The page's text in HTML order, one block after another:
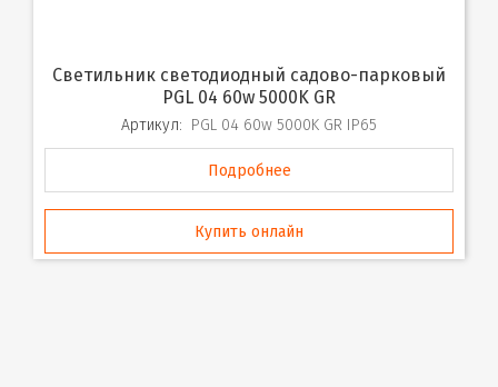
Светильник светодиодный садово-парковый
PGL 04 60w 5000K GR
Артикул: PGL 04 60w 5000K GR IP65
Подробнее
Купить онлайн